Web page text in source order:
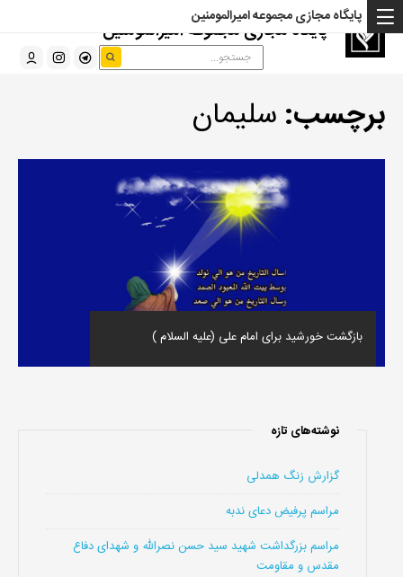
پایگاه مجازی مجموعه امیرالمومنین
پایگاه مجازی مجموعه امیرالمومنین
برچسب: سلیمان
بازگشت خورشید برای امام علی (علیه السلام )
نوشته‌های تازه
گزارش زنگ همدلی
مراسم پرفیض دعای ندبه
مراسم بزرگداشت شهید سید حسن نصرالله و شهدای دفاع
مقدس و مقاومت